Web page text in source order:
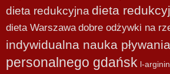
dieta redukcyjnadieta
dieta Warszawa dobre odżywki na
indywidualna nauka pływania
personalnego gdańsk l-